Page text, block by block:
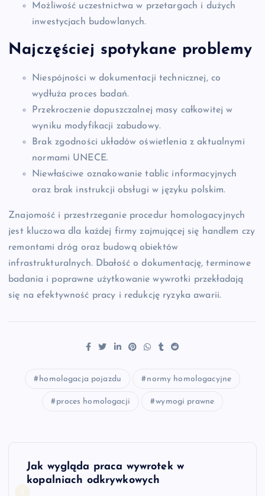
Możliwość uczestnictwa w przetargach i dużych
inwestycjach budowlanych.
Najczęściej spotykane problemy
Niespójności w dokumentacji technicznej, co
wydłuża proces badań.
Przekroczenie dopuszczalnej masy całkowitej w
wyniku modyfikacji zabudowy.
Brak zgodności układów oświetlenia z aktualnymi
normami UNECE.
Niewłaściwe oznakowanie tablic informacyjnych
oraz brak instrukcji obsługi w języku polskim.
Znajomość i przestrzeganie procedur homologacyjnych
jest kluczowa dla każdej firmy zajmującej się handlem czy
remontami dróg oraz budową obiektów
infrastrukturalnych. Dbałość o dokumentację, terminowe
badania i poprawne użytkowanie wywrotki przekładają
się na efektywność pracy i redukcję ryzyka awarii.
homologacja pojazdu normy homologacyjne
proces homologacji wymogi prawne
NJak wygląda praca wywrotek w
kopalniach odkrywkowych